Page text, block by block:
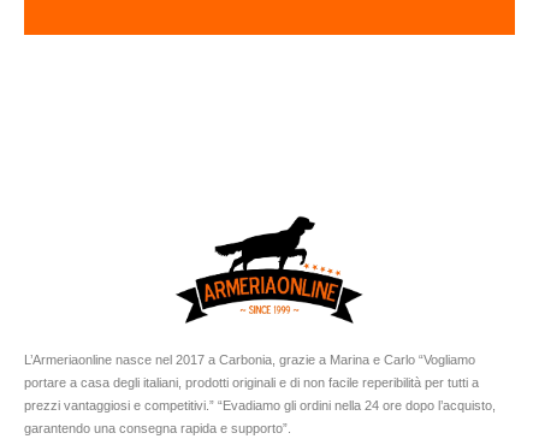
L’Armeriaonline nasce nel 2017 a Carbonia, grazie a Marina e Carlo “Vogliamo
portare a casa degli italiani, prodotti originali e di non facile reperibilità per tutti a
prezzi vantaggiosi e competitivi.” “Evadiamo gli ordini nella 24 ore dopo l’acquisto,
garantendo una consegna rapida e supporto”.